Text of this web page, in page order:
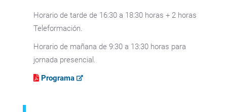
Horario de tarde de 16:30 a 18:30 horas + 2 horas
Teleformación.
Horario de mañana de 9:30 a 13:30 horas para
jornada presencial.
Programa